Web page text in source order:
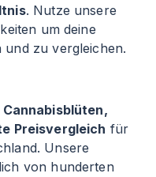
. Nutze unsere
um deine
und zu vergleichen.
Cannabisblüten,
Preisvergleich für
Unsere
von hunderten